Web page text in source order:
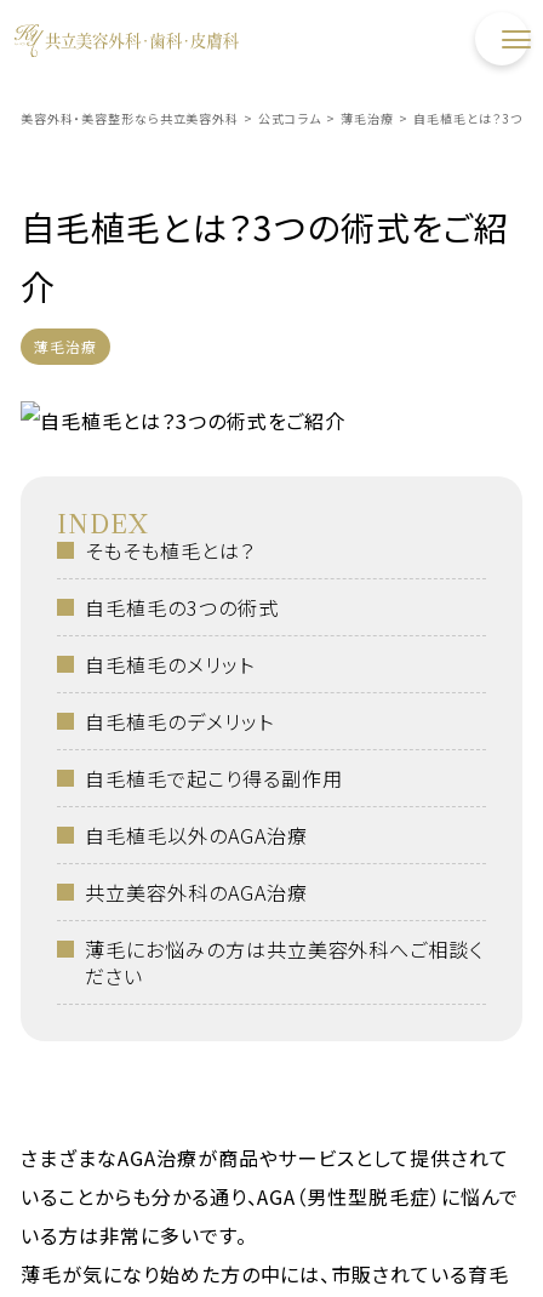
美容外科・美容整形なら共立美容外科 > 公式コラム > 薄毛治療 > 自毛植毛とは？3つの
自毛植毛とは？3つの術式をご紹
介
薄毛治療
INDEX
そもそも植毛とは？
自毛植毛の3つの術式
自毛植毛のメリット
自毛植毛のデメリット
自毛植毛で起こり得る副作用
自毛植毛以外のAGA治療
共立美容外科のAGA治療
薄毛にお悩みの方は共立美容外科へご相談く
ださい
さまざまなAGA治療が商品やサービスとして提供されて
いることからも分かる通り、AGA（男性型脱毛症）に悩んで
いる方は非常に多いです。
薄毛が気になり始めた方の中には、市販されている育毛